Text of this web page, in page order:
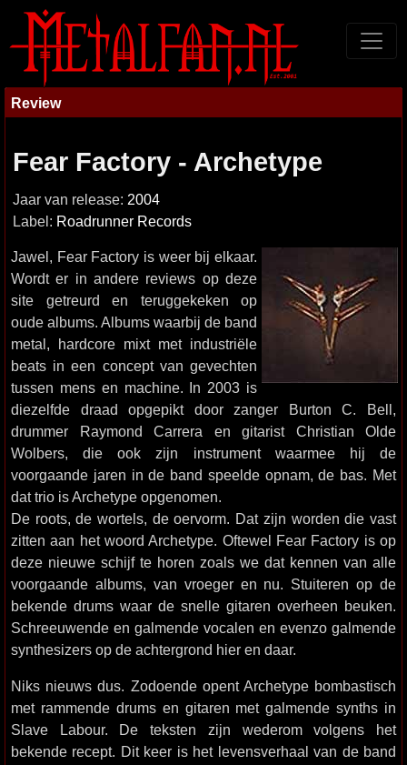
Review
Fear Factory - Archetype
Jaar van release: 2004
Label: Roadrunner Records
Jawel, Fear Factory is weer bij elkaar.
Wordt er in andere reviews op deze
site getreurd en teruggekeken op
oude albums. Albums waarbij de band
metal, hardcore mixt met industriële
beats in een concept van gevechten
tussen mens en machine. In 2003 is
diezelfde draad opgepikt door zanger Burton C. Bell,
drummer Raymond Carrera en gitarist Christian Olde
Wolbers, die ook zijn instrument waarmee hij de
voorgaande jaren in de band speelde opnam, de bas. Met
dat trio is Archetype opgenomen.
De roots, de wortels, de oervorm. Dat zijn worden die vast
zitten aan het woord Archetype. Oftewel Fear Factory is op
deze nieuwe schijf te horen zoals we dat kennen van alle
voorgaande albums, van vroeger en nu. Stuiteren op de
bekende drums waar de snelle gitaren overheen beuken.
Schreeuwende en galmende vocalen en evenzo galmende
synthesizers op de achtergrond hier en daar.
Niks nieuws dus. Zodoende opent Archetype bombastisch
met rammende drums en gitaren met galmende synths in
Slave Labour. De teksten zijn wederom volgens het
bekende recept. Dit keer is het levensverhaal van de band